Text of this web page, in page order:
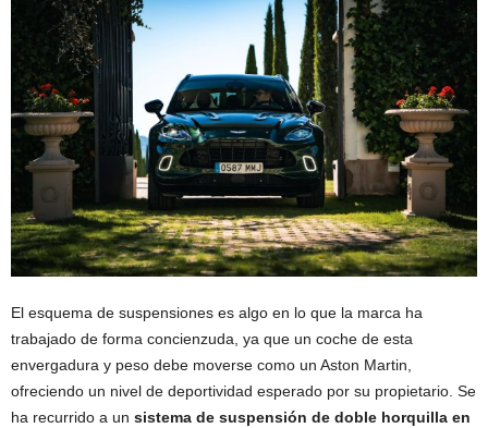
El esquema de suspensiones es algo en lo que la marca ha
trabajado de forma concienzuda, ya que un coche de esta
envergadura y peso debe moverse como un Aston Martin,
ofreciendo un nivel de deportividad esperado por su propietario. Se
ha recurrido a un sistema de suspensión de doble horquilla en